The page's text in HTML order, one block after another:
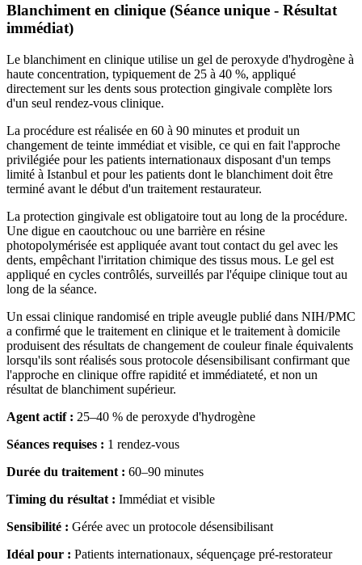
Blanchiment en clinique (Séance unique - Résultat
immédiat)
Le blanchiment en clinique utilise un gel de peroxyde d'hydrogène à
haute concentration, typiquement de 25 à 40 %, appliqué
directement sur les dents sous protection gingivale complète lors
d'un seul rendez-vous clinique.
La procédure est réalisée en 60 à 90 minutes et produit un
changement de teinte immédiat et visible, ce qui en fait l'approche
privilégiée pour les patients internationaux disposant d'un temps
limité à Istanbul et pour les patients dont le blanchiment doit être
terminé avant le début d'un traitement restaurateur.
La protection gingivale est obligatoire tout au long de la procédure.
Une digue en caoutchouc ou une barrière en résine
photopolymérisée est appliquée avant tout contact du gel avec les
dents, empêchant l'irritation chimique des tissus mous. Le gel est
appliqué en cycles contrôlés, surveillés par l'équipe clinique tout au
long de la séance.
Un essai clinique randomisé en triple aveugle publié dans NIH/PMC
a confirmé que le traitement en clinique et le traitement à domicile
produisent des résultats de changement de couleur finale équivalents
lorsqu'ils sont réalisés sous protocole désensibilisant confirmant que
l'approche en clinique offre rapidité et immédiateté, et non un
résultat de blanchiment supérieur.
Agent actif : 25–40 % de peroxyde d'hydrogène
Séances requises : 1 rendez-vous
Durée du traitement : 60–90 minutes
Timing du résultat : Immédiat et visible
Sensibilité : Gérée avec un protocole désensibilisant
Idéal pour : Patients internationaux, séquençage pré-restorateur